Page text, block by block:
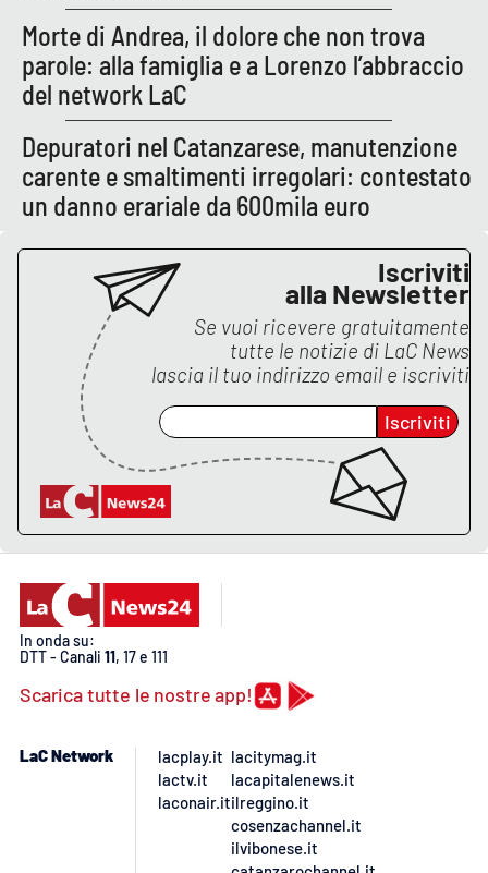
Laconair.it
Lacitymag.it
Lacapitalenews.it
Ilreggino.it
Ilvibonese.it
Catanzarochannel.it
Apple
Morte di Andrea, il dolore che non trova
parole: alla famiglia e a Lorenzo l’abbraccio
del network LaC
Depuratori nel Catanzarese, manutenzione
carente e smaltimenti irregolari: contestato
un danno erariale da 600mila euro
Iscriviti
alla Newsletter
Se vuoi ricevere gratuitamente
tutte le notizie di LaC News
lascia il tuo indirizzo email e iscriviti
Iscriviti
In onda su:
DTT - Canali 11, 17 e 111
Scarica tutte le nostre app!
LaC Network
lacplay.it
lactv.it
laconair.it
lacitymag.it
lacapitalenews.it
ilreggino.it
cosenzachannel.it
ilvibonese.it